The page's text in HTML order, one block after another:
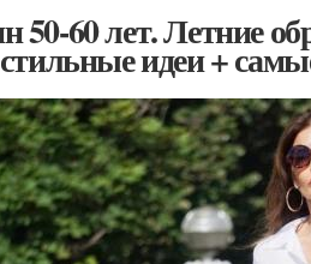
60 лет. Летние
идеи +